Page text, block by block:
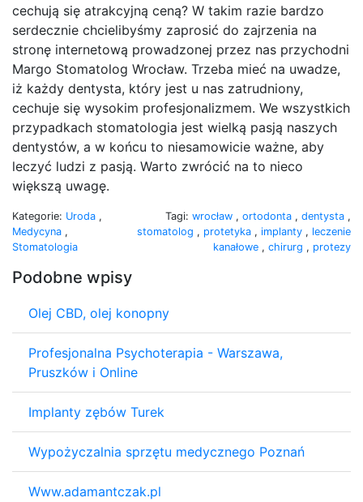
cechują się atrakcyjną ceną? W takim razie bardzo
serdecznie chcielibyśmy zaprosić do zajrzenia na
stronę internetową prowadzonej przez nas przychodni
Margo Stomatolog Wrocław. Trzeba mieć na uwadze,
iż każdy dentysta, który jest u nas zatrudniony,
cechuje się wysokim profesjonalizmem. We wszystkich
przypadkach stomatologia jest wielką pasją naszych
dentystów, a w końcu to niesamowicie ważne, aby
leczyć ludzi z pasją. Warto zwrócić na to nieco
większą uwagę.
Kategorie: Uroda ,
Medycyna ,
Stomatologia
Tagi: wrocław , ortodonta , dentysta ,
stomatolog , protetyka , implanty , leczenie
kanałowe , chirurg , protezy
Podobne wpisy
Olej CBD, olej konopny
Profesjonalna Psychoterapia - Warszawa,
Pruszków i Online
Implanty zębów Turek
Wypożyczalnia sprzętu medycznego Poznań
Www.adamantczak.pl